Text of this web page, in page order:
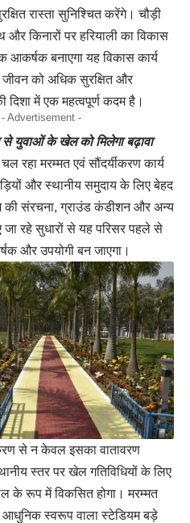
रास्ता सुनिश्चित करेंगे। चौड़ी
किनारों पर हरियाली का विकास
आकर्षक बनाएगा यह विकास कार्य
जीवन को अधिक सुरक्षित और
दिशा में एक महत्वपूर्ण कदम है।
- Advertisement -
युवाओं के खेल को मिलेगा बढ़ावा
रहा मरम्मत एवं सौंदर्यीकरण कार्य
और स्थानीय समुदाय के लिए बेहद
की संरचना, ग्राउंड कंडीशन और अन्य
रहे सुधारों से यह परिसर पहले से
और उपयोगी बन जाएगा।
से न केवल इसका वातावरण
स्तर पर खेल गतिविधियों के लिए
के रूप में विकसित होगा। मरम्मत
आधुनिक स्वरूप वाला स्टेडियम बड़े